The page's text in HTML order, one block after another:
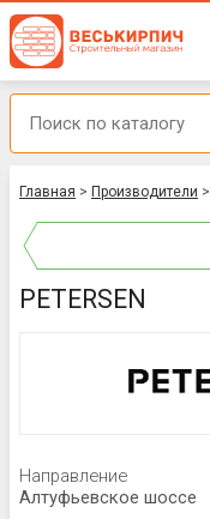
Главная > Производители >
PETERSEN
Направление
Алтуфьевское шоссе